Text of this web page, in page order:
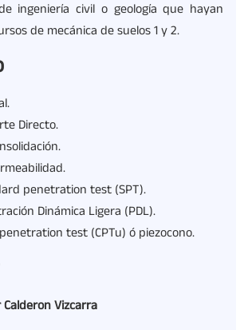
ingeniería civil o geología que hayan
de mecánica de suelos 1 y 2.
Directo.
penetration test (SPT).
Dinámica Ligera (PDL).
test (CPTu) ó piezocono.
Calderon Vizcarra